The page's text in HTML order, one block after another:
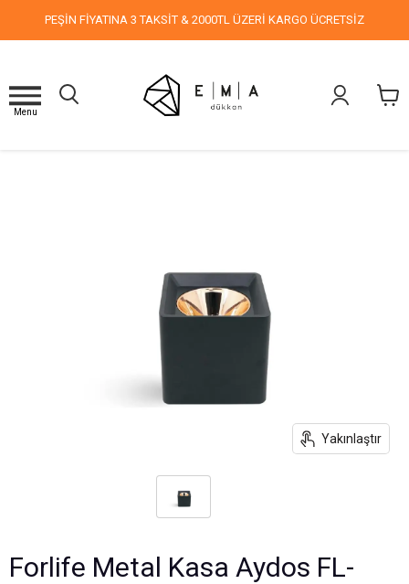
PEŞİN FİYATINA 3 TAKSİT & 2000TL ÜZERİ KARGO ÜCRETSİZ
Menu
Yakınlaştır
Forlife Metal Kasa Aydos FL-